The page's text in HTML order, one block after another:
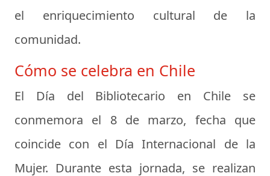
el enriquecimiento cultural de la
comunidad.
Cómo se celebra en Chile
El Día del Bibliotecario en Chile se
conmemora el 8 de marzo, fecha que
coincide con el Día Internacional de la
Mujer. Durante esta jornada, se realizan